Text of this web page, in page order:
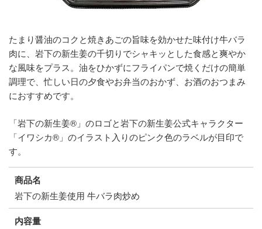
たまり醤油のコクと焼きあごの旨味を効かせた味付け牛バラ
肉に、岩下の新生姜の千切りでシャキッとした食感と爽やか
な風味をプラス。油をひかずにフライパンで焼くだけの簡単
調理で、忙しい日の夕食やお弁当のおかず、お酒のおつまみ
におすすめです。
「岩下の新生姜®」のロゴと岩下の新生姜公式キャラクター
「イワシカ®」のイラスト入りのピンク色のラベルが目印で
す。
商品名
岩下の新生姜使用 牛バラ肉炒め
内容量